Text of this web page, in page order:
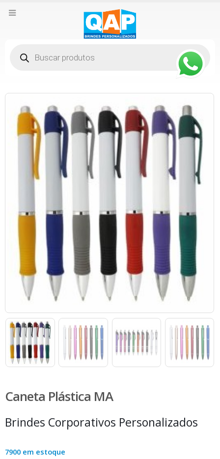
produtos
Caneta Plástica MA
Brindes Corporativos Personalizados
7900 em estoque